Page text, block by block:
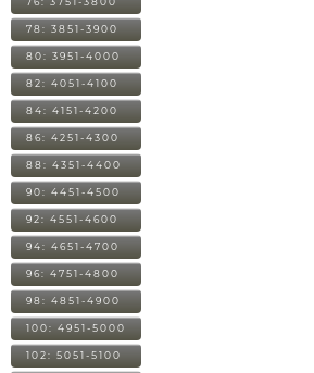
78: 3851-3900
80: 3951-4000
82: 4051-4100
84: 4151-4200
86: 4251-4300
88: 4351-4400
90: 4451-4500
92: 4551-4600
94: 4651-4700
96: 4751-4800
98: 4851-4900
100: 4951-5000
102: 5051-5100